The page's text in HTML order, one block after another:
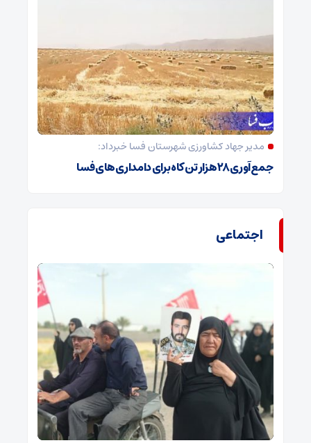
مدیر جهاد کشاورزی شهرستان فسا خبرداد:
جمع‌آوری ۲۸ هزار تن کاه برای دامداری‌های فسا
اجتماعی